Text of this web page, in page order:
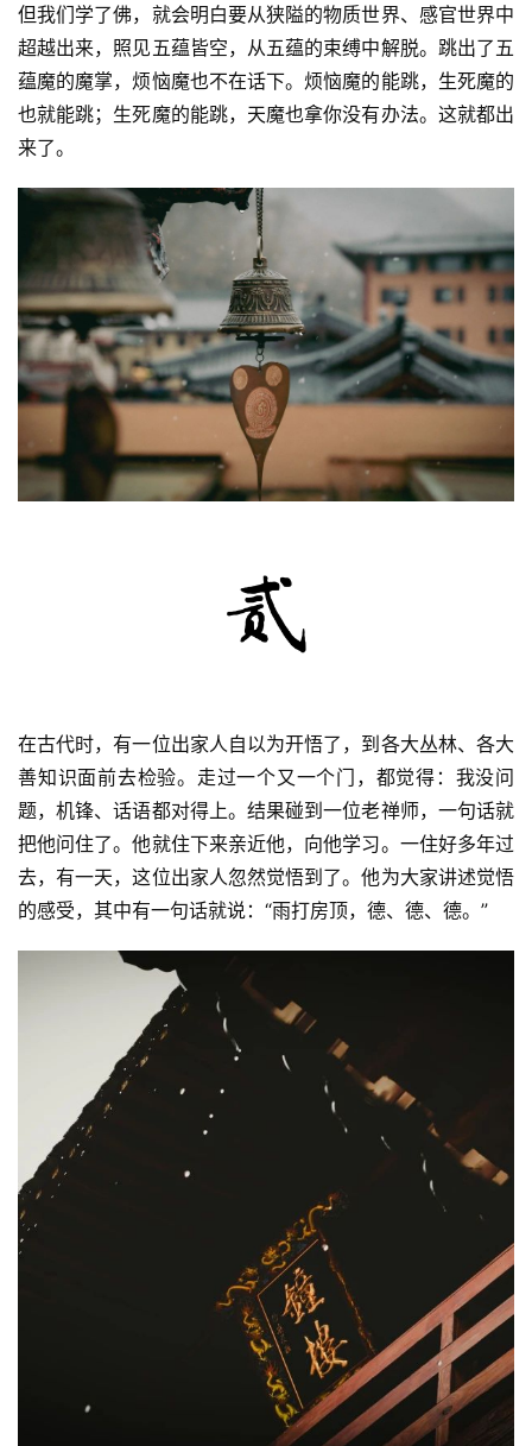
资
讯
访
谈
但我们学了佛，就会明白要从狭隘的物质世界、感官世界中
超越出来，照见五蕴皆空，从五蕴的束缚中解脱。跳出了五
蕴魔的魔掌，烦恼魔也不在话下。烦恼魔的能跳，生死魔的
也就能跳；生死魔的能跳，天魔也拿你没有办法。这就都出
来了。
在古代时，有一位出家人自以为开悟了，到各大丛林、各大
善知识面前去检验。走过一个又一个门，都觉得：我没问
题，机锋、话语都对得上。结果碰到一位老禅师，一句话就
把他问住了。他就住下来亲近他，向他学习。一住好多年过
去，有一天，这位出家人忽然觉悟到了。他为大家讲述觉悟
的感受，其中有一句话就说：“雨打房顶，德、德、德。”